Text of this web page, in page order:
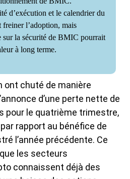
d’exécution et le calendrier du
freiner l’adoption, mais
sur la sécurité de BMIC pourrait
à long terme.
ont chuté de manière
d’une perte nette de
pour le quatrième trimestre,
rapport au bénéfice de
l’année précédente. Ce
les secteurs
connaissent déjà des